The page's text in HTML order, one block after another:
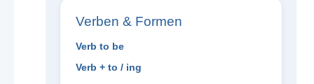
Verben & Formen
Verb to be
Verb + to / ing